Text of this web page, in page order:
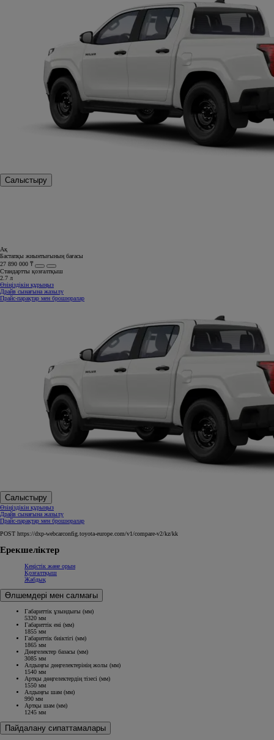
Салыстыру
Ақ
Бастапқы жиынтығының бағасы
27 890 000 ₸
Стандартты қозғалтқыш
2.7 л
Өзіңіздікін құрыңыз
Драйв сынағына жазылу
Прайс-парақтар мен брошюралар
Салыстыру
Өзіңіздікін құрыңыз
Драйв сынағына жазылу
Прайс-парақтар мен брошюралар
POST https://dxp-webcarconfig.toyota-europe.com/v1/compare-v2/kz/kk
Ерекшеліктер
Кеңістік және орын
Қозғалтқыш
Жабдық
Өлшемдері мен салмағы
Габариттік ұзындығы (мм)
5320 мм
Габариттік ені (мм)
1855 мм
Габариттік биіктігі (мм)
1865 мм
Дөңгелектер базасы (мм)
3085 мм
Алдыңғы дөңгелектерінің жолы (мм)
1540 мм
Артқы дөңгелектердің тізесі (мм)
1550 мм
Алдыңғы шам (мм)
990 мм
Артқы шам (мм)
1245 мм
Пайдалану сипаттамалары